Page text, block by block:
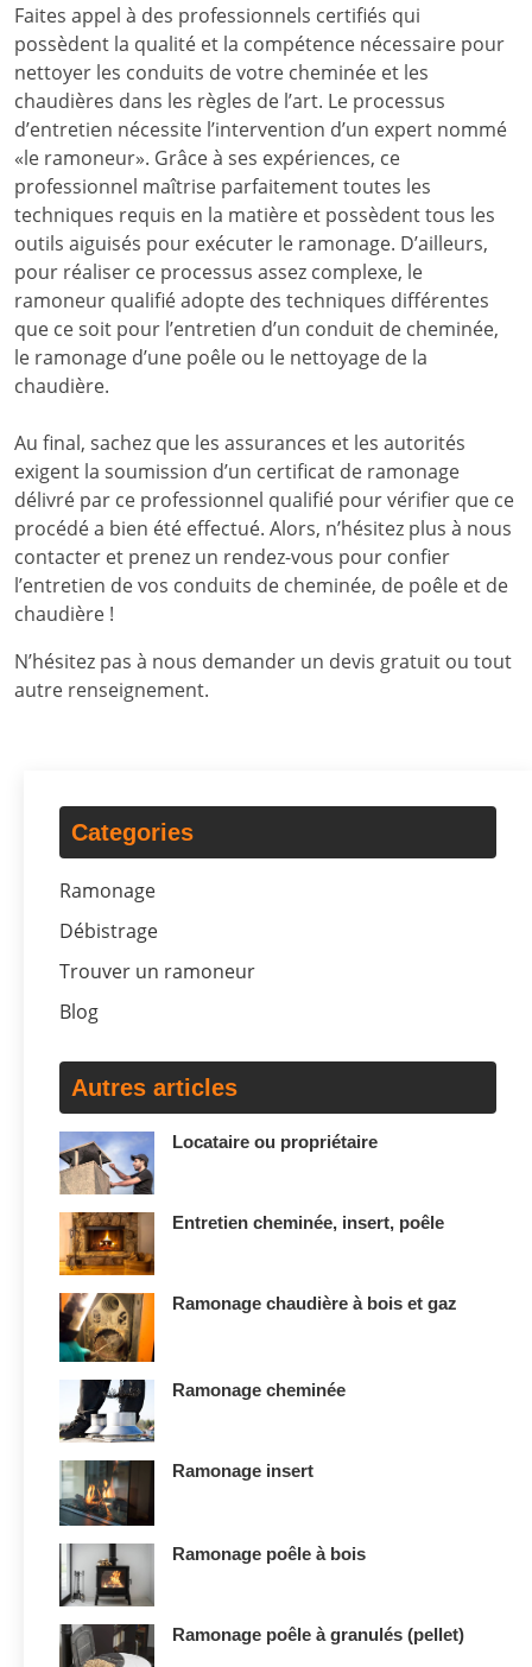
Faites appel à des professionnels certifiés qui
possèdent la qualité et la compétence nécessaire pour
nettoyer les conduits de votre cheminée et les
chaudières dans les règles de l’art. Le processus
d’entretien nécessite l’intervention d’un expert nommé
«le ramoneur». Grâce à ses expériences, ce
professionnel maîtrise parfaitement toutes les
techniques requis en la matière et possèdent tous les
outils aiguisés pour exécuter le ramonage. D’ailleurs,
pour réaliser ce processus assez complexe, le
ramoneur qualifié adopte des techniques différentes
que ce soit pour l’entretien d’un conduit de cheminée,
le ramonage d’une poêle ou le nettoyage de la
chaudière.
Au final, sachez que les assurances et les autorités
exigent la soumission d’un certificat de ramonage
délivré par ce professionnel qualifié pour vérifier que ce
procédé a bien été effectué. Alors, n’hésitez plus à nous
contacter et prenez un rendez-vous pour confier
l’entretien de vos conduits de cheminée, de poêle et de
chaudière !
N’hésitez pas à nous demander un devis gratuit ou tout
autre renseignement.
Categories
Ramonage
Débistrage
Trouver un ramoneur
Blog
Autres articles
Locataire ou propriétaire
Entretien cheminée, insert, poêle
Ramonage chaudière à bois et gaz
Ramonage cheminée
Ramonage insert
Ramonage poêle à bois
Ramonage poêle à granulés (pellet)